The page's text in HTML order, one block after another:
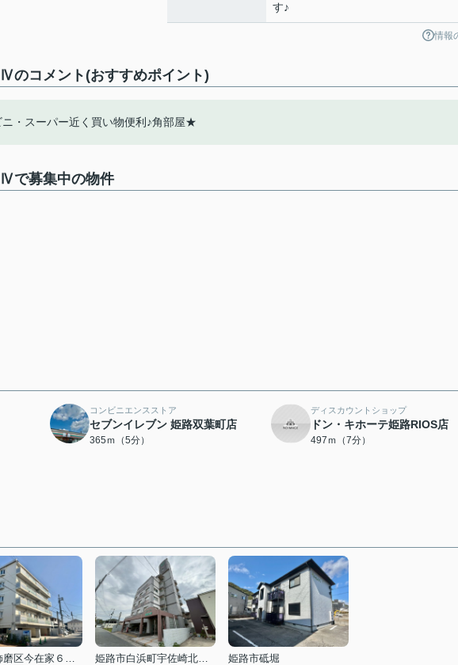
す♪
情報
のコメント(おすすめポイント)
・スーパー近く買い物便利♪角部屋★
で募集中の物件
コンビニエンスストア
セブンイレブン 姫路双葉町店
365ｍ（5分）
ディスカウントショップ
ドン・キホーテ姫路RIOS店
497ｍ（7分）
姫路市飾磨区今在家６丁目
姫路市白浜町宇佐崎北１丁目
姫路市砥堀